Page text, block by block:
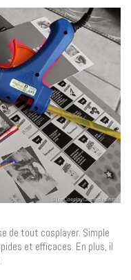
de tout cosplayer. Simple
et efficaces. En plus, il